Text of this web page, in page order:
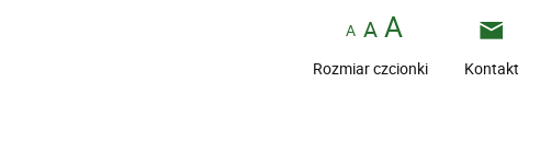
Rozmiar czcionki Kontakt